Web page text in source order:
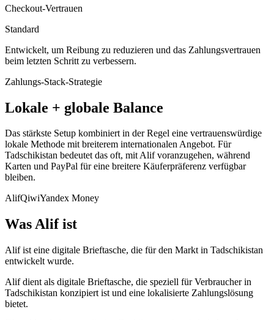
Checkout-Vertrauen
Standard
Entwickelt, um Reibung zu reduzieren und das Zahlungsvertrauen
beim letzten Schritt zu verbessern.
Zahlungs-Stack-Strategie
Lokale + globale Balance
Das stärkste Setup kombiniert in der Regel eine vertrauenswürdige
lokale Methode mit breiterem internationalen Angebot. Für
Tadschikistan bedeutet das oft, mit Alif voranzugehen, während
Karten und PayPal für eine breitere Käuferpräferenz verfügbar
bleiben.
AlifQiwiYandex Money
Was Alif ist
Alif ist eine digitale Brieftasche, die für den Markt in Tadschikistan
entwickelt wurde.
Alif dient als digitale Brieftasche, die speziell für Verbraucher in
Tadschikistan konzipiert ist und eine lokalisierte Zahlungslösung
bietet.